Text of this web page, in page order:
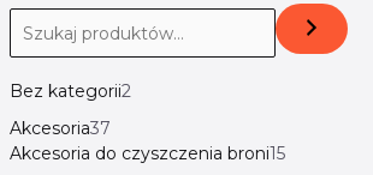
Bez kategorii2
Akcesoria37
Akcesoria do czyszczenia broni15